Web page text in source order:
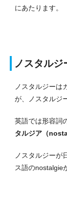
にあたります。
ノスタルジ
ノスタルジーは
が、ノスタルジ
英語では形容詞
タルジア（
ノスタルジーが
ス語のnostalgie